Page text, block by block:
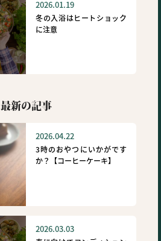
2026.01.19
冬の入浴はヒートショック
に注意
最新の記事
2026.04.22
3時のおやつにいかがです
か？【コーヒーケーキ】
2026.03.03